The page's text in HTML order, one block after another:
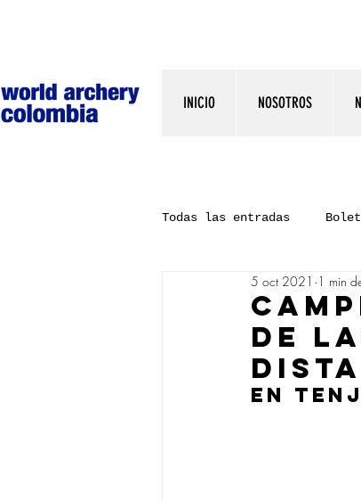
INICIO NOSOTROS
Todas las entradas
DE
5 oct 2021 1 min
EN